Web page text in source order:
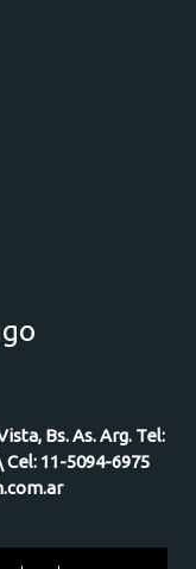
Bs. As. Arg. Tel:
11-5094-6975